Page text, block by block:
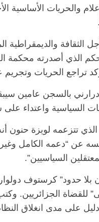
والحريات
الثقافة
الذي أصدرته محكمة
تراجع الحريات وتجريم
درارني بالسجن عامين
السياسية واعتداء على
تتزعمه لويزة
عن “دعمه الكامل
السياسيين”.
حدود” كرستوف
للقضاة
على مدى انغلاق
الرئيسية مصر ناس وناس
في ذكرى رحيله.. د. نور
قانوني دافع عن قضايا
26 يناير، 2026